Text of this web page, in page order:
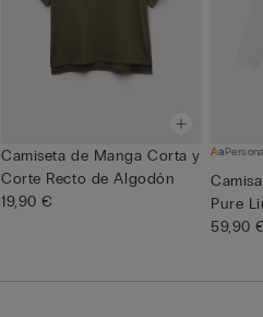
Camiseta de Manga Corta y
Corte Recto de Algodón
19,90 €
Pure
59,90